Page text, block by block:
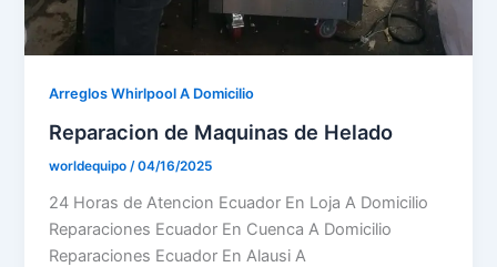
Arreglos Whirlpool A Domicilio
Reparacion de Maquinas de Helado
worldequipo /04/16/2025
24 Horas de Atencion Ecuador En Loja A Domicilio
Reparaciones Ecuador En Cuenca A Domicilio
Reparaciones Ecuador En Alausi A